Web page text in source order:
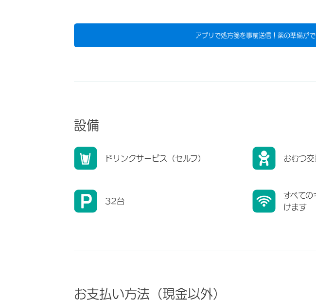
アプリで処方箋を事前送信！薬の準備が
設備
ドリンクサービス（セルフ） おむつ
32台
すべての
けます
お支払い方法（現金以外）